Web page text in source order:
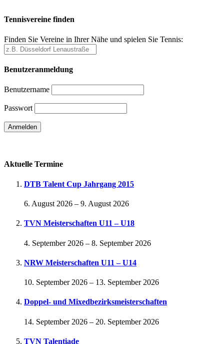
Tennisvereine finden
Finden Sie Vereine in Ihrer Nähe und spielen Sie Tennis:
Benutzeranmeldung
Benutzername
Passwort
Aktuelle Termine
DTB Talent Cup Jahrgang 2015
6. August 2026 – 9. August 2026
TVN Meisterschaften U11 – U18
4. September 2026 – 8. September 2026
NRW Meisterschaften U11 – U14
10. September 2026 – 13. September 2026
Doppel- und Mixedbezirksmeisterschaften
14. September 2026 – 20. September 2026
TVN Talentiade